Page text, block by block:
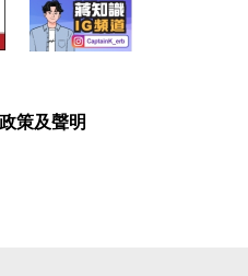
策及聲明